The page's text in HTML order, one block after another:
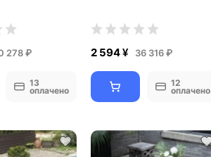
278 ₽
13
оплачено
2 594 ¥ 36 316 ₽
12
оплачено